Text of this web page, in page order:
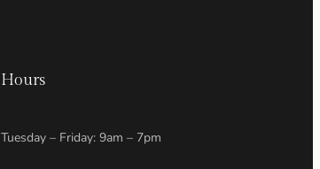
Hours
Tuesday – Friday: 9am – 7pm